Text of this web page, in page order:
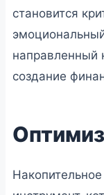
становится
направленный
создание